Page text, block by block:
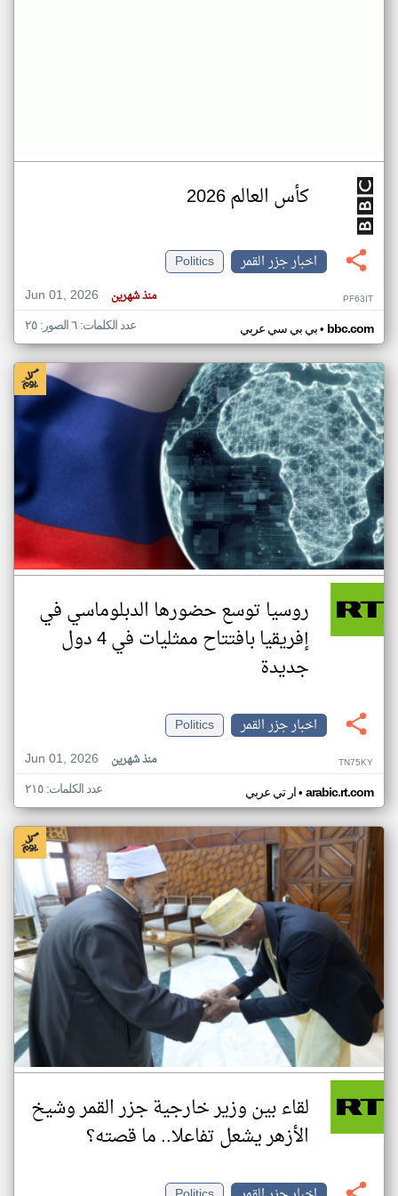
كأس العالم 2026
اخبار جزر القمر
Politics
Jun 01, 2026
منذ شهرين PF63IT
بي بي سي عربي• bbc.com عدد الكلمات: ٦ الصور: ٢٥
روسيا توسع حضورها الدبلوماسي في
إفريقيا بافتتاح ممثليات في 4 دول
جديدة
اخبار جزر القمر
Politics
Jun 01, 2026
منذ شهرين TN75KY
ار تي عربي• arabic.rt.com عدد الكلمات: ٢١٥
لقاء بين وزير خارجية جزر القمر وشيخ
الأزهر يشعل تفاعلا.. ما قصته؟